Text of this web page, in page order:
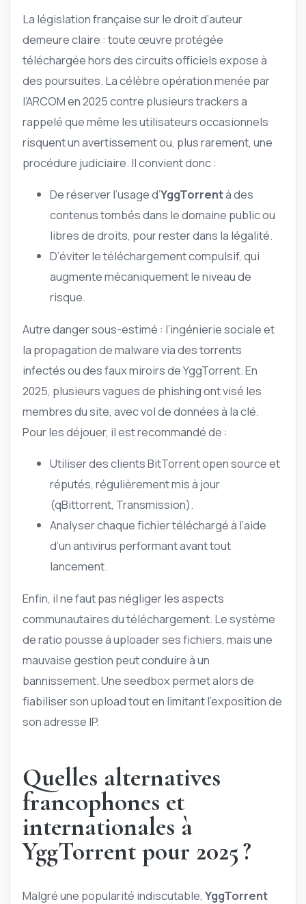
La législation française sur le droit d’auteur
demeure claire : toute œuvre protégée
téléchargée hors des circuits officiels expose à
des poursuites. La célèbre opération menée par
l’ARCOM en 2025 contre plusieurs trackers a
rappelé que même les utilisateurs occasionnels
risquent un avertissement ou, plus rarement, une
procédure judiciaire. Il convient donc :
De réserver l’usage d’YggTorrentà des
contenus tombés dans le domaine public ou
libres de droits, pour rester dans la légalité.
D’éviter le téléchargement compulsif, qui
augmente mécaniquement le niveau de
risque.
Autre danger sous-estimé : l’ingénierie sociale et
la propagation de malware via des torrents
infectés ou des faux miroirs de YggTorrent. En
2025, plusieurs vagues de phishing ont visé les
membres du site, avec vol de données à la clé.
Pour les déjouer, il est recommandé de :
Utiliser des clients BitTorrent open source et
réputés, régulièrement mis à jour
(qBittorrent, Transmission).
Analyser chaque fichier téléchargé à l’aide
d’un antivirus performant avant tout
lancement.
Enfin, il ne faut pas négliger les aspects
communautaires du téléchargement. Le système
de ratio pousse à uploader ses fichiers, mais une
mauvaise gestion peut conduire à un
bannissement. Une seedbox permet alors de
fiabiliser son upload tout en limitant l’exposition de
son adresse IP.
Quelles alternatives
francophones et
internationales à
YggTorrent pour 2025 ?
Malgré une popularité indiscutable, YggTorrent